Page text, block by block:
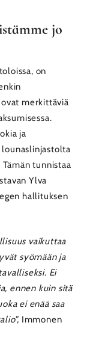
jo
on
merkittäviä
ja
tunnistaa
Ylva
hallituksen
vaikuttaa
syömään ja
Ei
ennen kuin sitä
ei enää saa
Immonen